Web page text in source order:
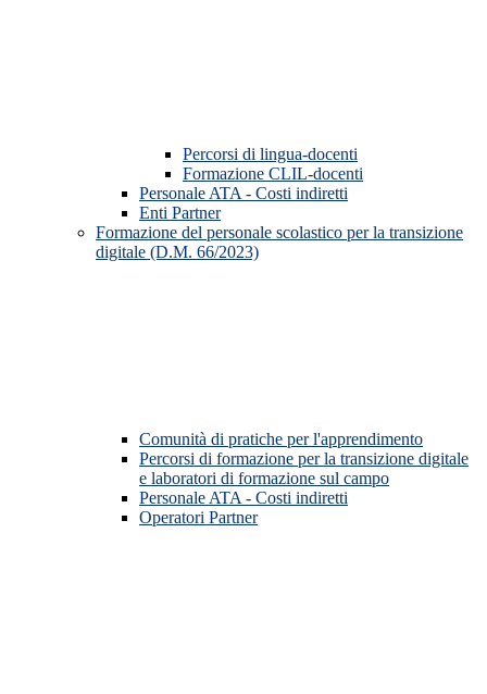
Percorsi di lingua-docenti
Formazione CLIL-docenti
Personale ATA - Costi indiretti
Enti Partner
Formazione del personale scolastico per la transizione
digitale (D.M. 66/2023)
Comunità di pratiche per l'apprendimento
Percorsi di formazione per la transizione digitale
e laboratori di formazione sul campo
Personale ATA - Costi indiretti
Operatori Partner